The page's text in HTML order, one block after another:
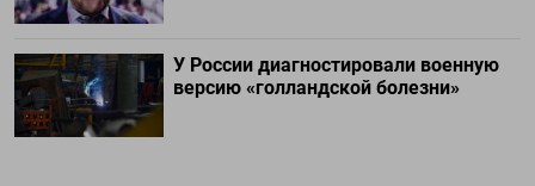
У России диагностировали военную
версию «голландской болезни»